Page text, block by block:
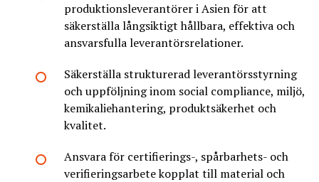
produktionsleverantörer i Asien för att
säkerställa långsiktigt hållbara, effektiva och
ansvarsfulla leverantörsrelationer.
Säkerställa strukturerad leverantörsstyrning
och uppföljning inom social compliance, miljö,
kemikaliehantering, produktsäkerhet och
kvalitet.
Ansvara för certifierings-, spårbarhets- och
verifieringsarbete kopplat till material och